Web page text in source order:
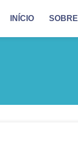
INÍCIO SOBRE